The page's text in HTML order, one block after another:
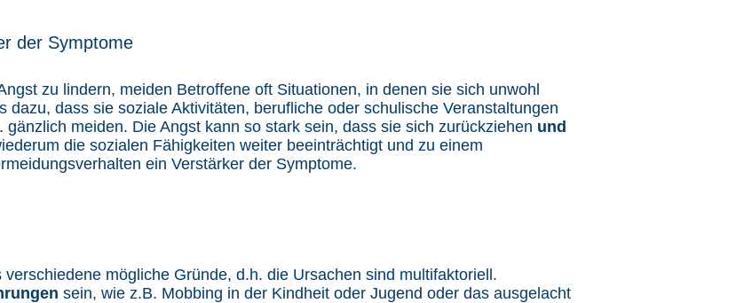
der Symptome
zu lindern, meiden Betroffene oft Situationen, in denen sie sich unwohl
dazu, dass sie soziale Aktivitäten, berufliche oder schulische Veranstaltungen
meiden. Die Angst kann so stark sein, dass sie sich zurückziehen und
die sozialen Fähigkeiten weiter beeinträchtigt und zu einem
ein Verstärker der Symptome.
mögliche Gründe, d.h. die Ursachen sind multifaktoriell.
sein, wie z.B. Mobbing in der Kindheit oder Jugend oder das ausgelacht